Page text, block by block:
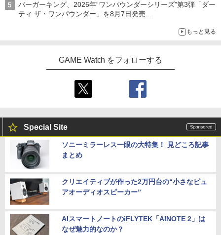
バーガーキング、2026年“ワンパウンダーシリーズ”第3弾「ダー
ティ ザ・ワンパウンダー」を8月7日発売
もっと見る
GAME Watch をフォローする
Special Site
ソニーミラーレス一眼の大特集！ 見どころ記事
まとめ
クリエイティブが作った2万円台の“小さなピュ
アオーディオスピーカー”
AIスマートノートのiFLYTEK「AINOTE 2」は
なぜ魅力的なのか？